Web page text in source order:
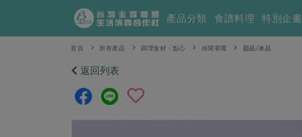
產品分類 食譜料理 特別企畫
首頁 所有產品 調理食材・點心 休閒零嘴 甜品/冰品
返回列表